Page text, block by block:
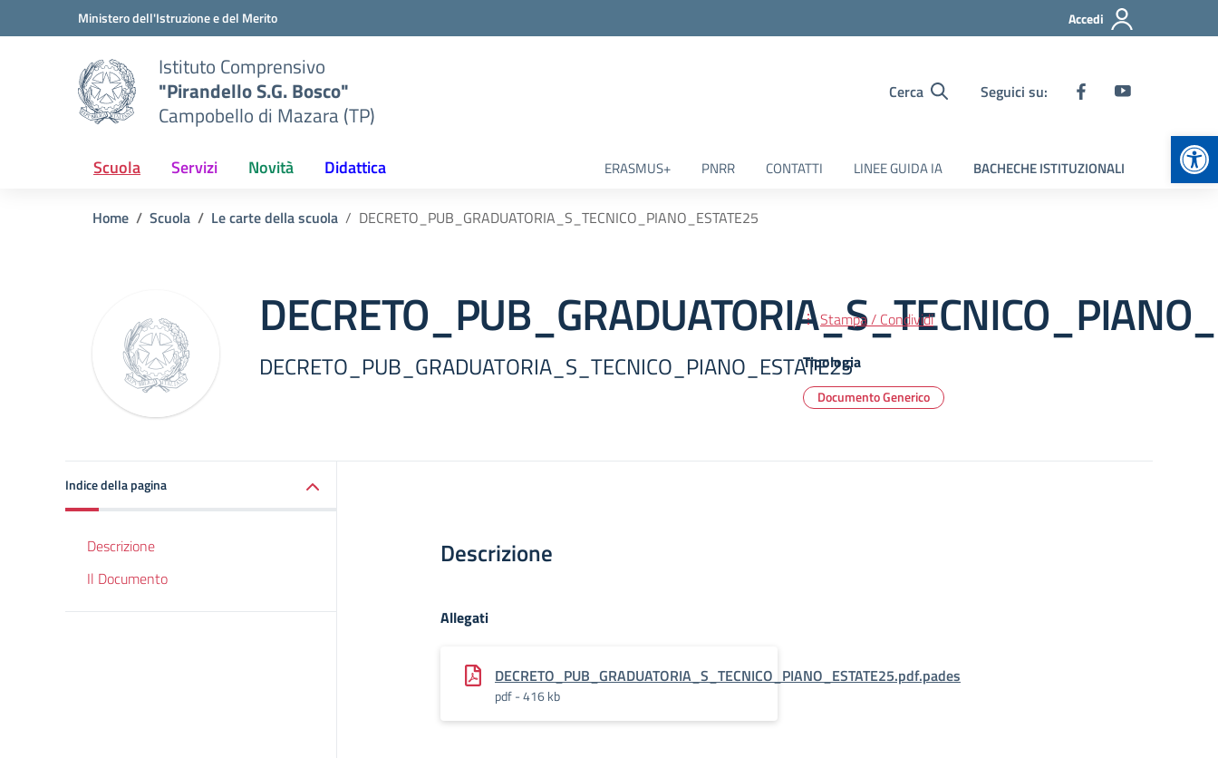
Vai ai contenuti
Vai al menu di navigazioneMinistero dell'Istruzione e del Merito Accedi
Istituto Comprensivo
"Pirandello S.G. Bosco"
Campobello di Mazara (TP)
Cerca Seguici su:
Scuola Servizi Novità Didattica ERASMUS+ PNRR CONTATTI LINEE GUIDA IA BACHECHE ISTITUZIONALI
Home Scuola Le carte della scuola DECRETO_PUB_GRADUATORIA_S_TECNICO_PIANO_ESTATE25
DECRETO_PUB_GRADUATORIA_S_TECNICO_PIANO_ESTATE25
Stampa / Condividi
Tipologia
Documento Generico
Indice della pagina
Descrizione
Il Documento
Descrizione
Allegati
DECRETO_PUB_GRADUATORIA_S_TECNICO_PIANO_ESTATE25.pdf.pades
pdf - 416 kb